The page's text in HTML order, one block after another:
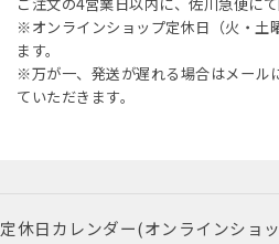
※オンラインショップ定休日（火・土
ます。
※万が一、発送が遅れる場合はメール
ていただきます。
定休日カレンダー(オンラインショ